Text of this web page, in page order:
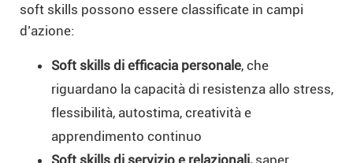
soft skills possono essere classificate in campi
d’azione:
Soft skills di efficacia personale, che
riguardano la capacità di resistenza allo stress,
flessibilità, autostima, creatività e
apprendimento continuo
Soft skills di servizio e relazionali, saper